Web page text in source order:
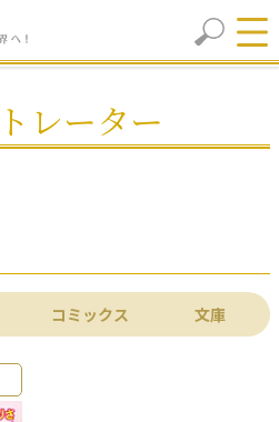
レーター
コミックス 文庫